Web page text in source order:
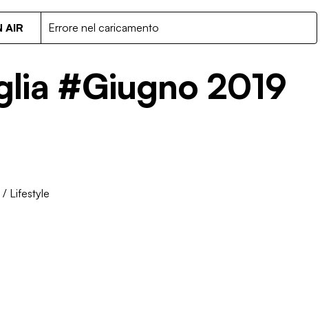
AIR Errore nel caricamento
#Giugno 2019
/ Lifestyle